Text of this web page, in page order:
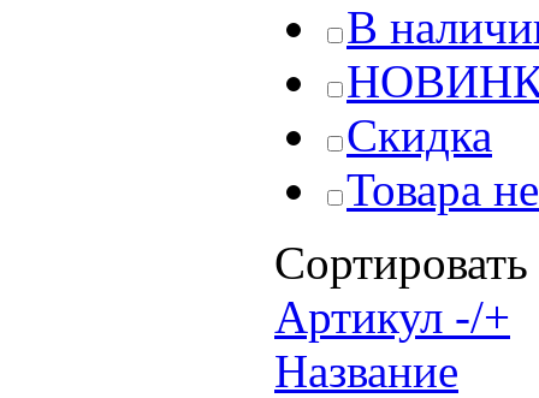
В
Скидка
Товара
Артикул -/+
Название